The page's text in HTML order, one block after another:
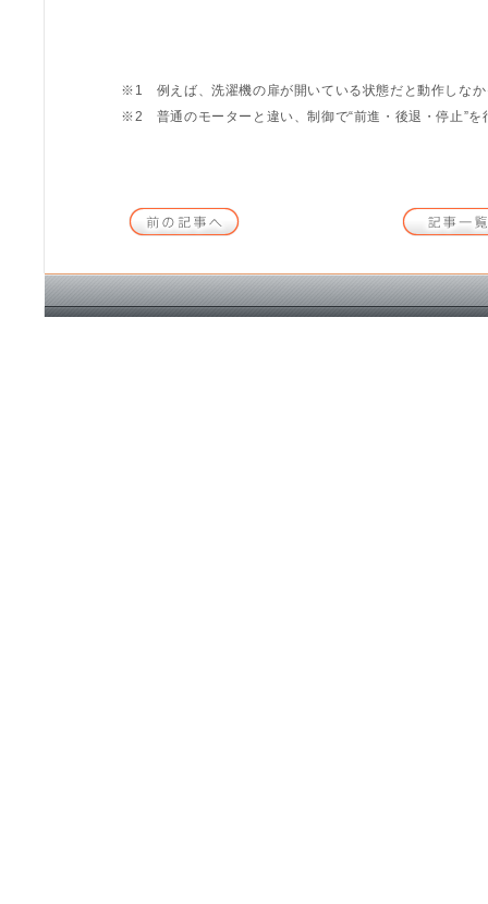
※1 例えば、洗濯機の扉が開いている状態だと動作しな
※2 普通のモーターと違い、制御で“前進・後退・停止”を